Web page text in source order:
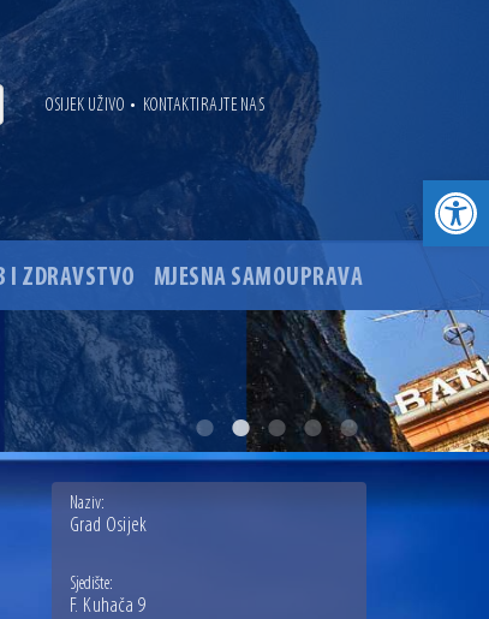
OSIJEK UŽIVO • KONTAKTIRAJTE NAS
I ZDRAVSTVO MJESNA SAMOUPRAVA
Trga Ante Starčevića
Naziv:
Grad Osijek
Sjedište:
F. Kuhača 9